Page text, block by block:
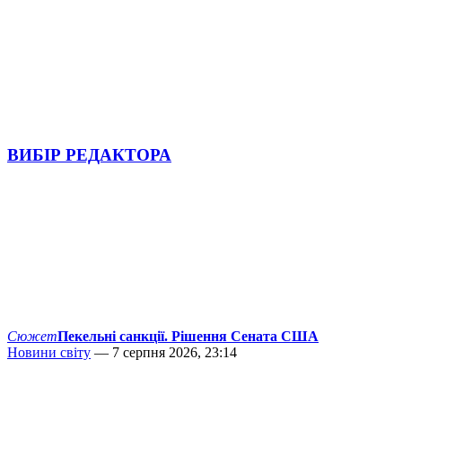
ВИБІР РЕДАКТОРА
СюжетПекельні санкції. Рішення Сената США
Новини світу — 7 серпня 2026, 23:14